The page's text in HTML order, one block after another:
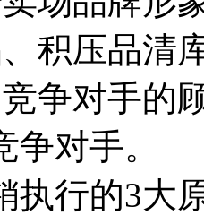
压品清
对手的顾
对手。
行的3大